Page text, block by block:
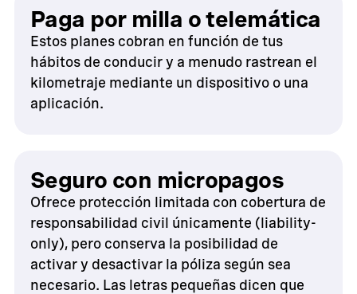
Paga por milla o telemática
Estos planes cobran en función de tus
hábitos de conducir y a menudo rastrean el
kilometraje mediante un dispositivo o una
aplicación.
Seguro con micropagos
Ofrece protección limitada con cobertura de
responsabilidad civil únicamente (liability-
only), pero conserva la posibilidad de
activar y desactivar la póliza según sea
necesario. Las letras pequeñas dicen que